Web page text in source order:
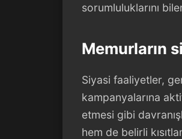
sorumluluklarını
Memurların
Siyasi faaliyetler,
kampanyalarına
etmesi gibi
hem de belirli